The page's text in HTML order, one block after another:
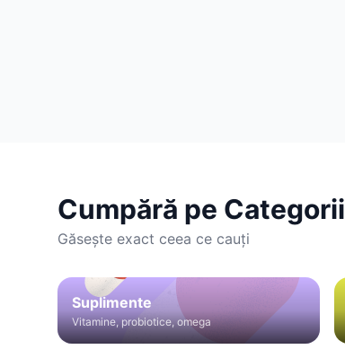
Cumpără pe Categorii
Găsește exact ceea ce cauți
Suplimente
Vitamine, probiotice, omega